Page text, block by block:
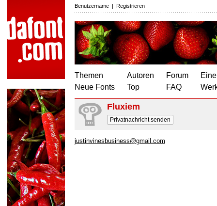
Benutzername | Registrieren
Themen
Neue Fonts
Autoren
Top
Forum
FAQ
Fluxiem
Privatnachricht senden
justinvinesbusiness@gmail.com